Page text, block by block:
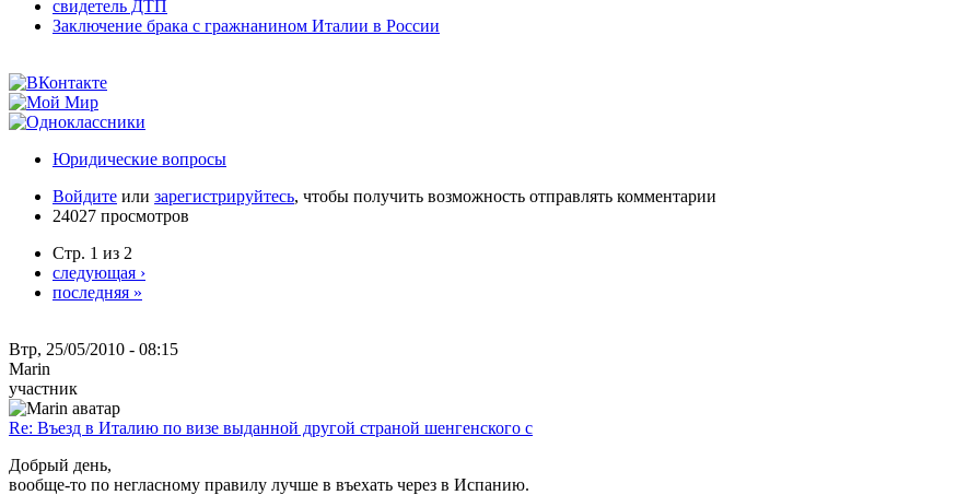
свидетель ДТП
Заключение брака с гражнанином Италии в России
Юридические вопросы
Войдите или зарегистрируйтесь, чтобы получить возможность отправлять комментарии
24027 просмотров
Стр. 1 из 2
следующая ›
последняя »
Втр, 25/05/2010 - 08:15
Marin
участник
Re: Въезд в Италию по визе выданной другой страной шенгенского с
Добрый день,
вообще-то по негласному правилу лучше в въехать через в Испанию.